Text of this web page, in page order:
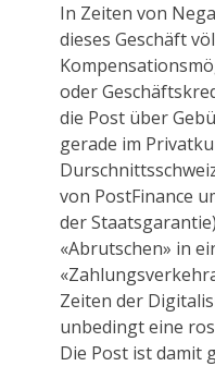
In Zeiten von
dieses Geschäft
oder
die Post über
gerade im
von PostFinance
der
«Abrutschen» in
Zeiten der
unbedingt eine
Die Post ist damit